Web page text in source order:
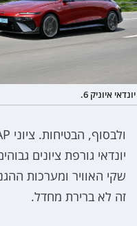
יונדאי איוניק 6.
יונדאי גורפת ציונים
שקי האוויר ומערכות
זה לא ברירת מחדל.